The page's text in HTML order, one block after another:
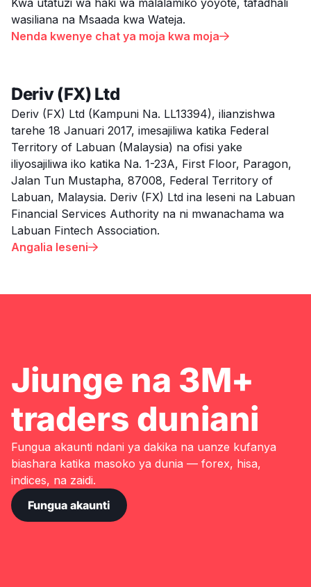
Kwa utatuzi wa haki wa malalamiko yoyote, tafadhali
wasiliana na Msaada kwa Wateja.
Nenda kwenye chat ya moja kwa moja
Deriv (FX) Ltd
Deriv (FX) Ltd (Kampuni Na. LL13394), ilianzishwa
tarehe 18 Januari 2017, imesajiliwa katika Federal
Territory of Labuan (Malaysia) na ofisi yake
iliyosajiliwa iko katika Na. 1-23A, First Floor, Paragon,
Jalan Tun Mustapha, 87008, Federal Territory of
Labuan, Malaysia. Deriv (FX) Ltd ina leseni na Labuan
Financial Services Authority na ni mwanachama wa
Labuan Fintech Association.
Angalia leseni
Jiunge na 3M+
traders duniani
Fungua akaunti ndani ya dakika na uanze kufanya
biashara katika masoko ya dunia — forex, hisa,
indices, na zaidi.
Fungua akaunti